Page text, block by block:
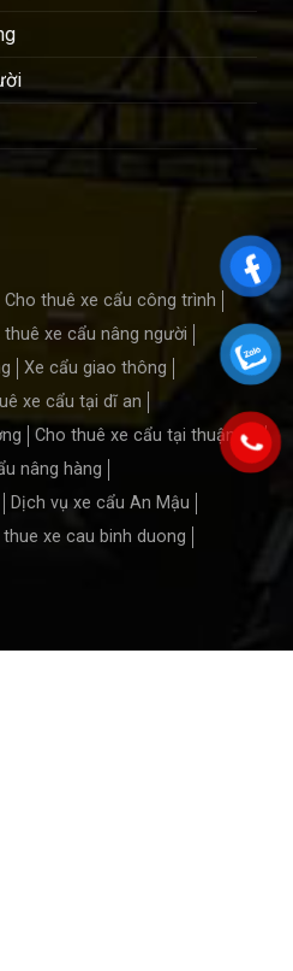
Cho thuê xe cẩu công trình
thuê xe cẩu nâng người
Xe cẩu giao thông
xe cẩu tại dĩ an
Cho thuê xe cẩu tại thuận an
nâng hàng
Dịch vụ xe cẩu An Mậu
thue xe cau binh duong